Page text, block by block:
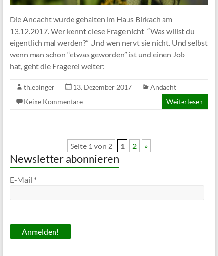
Die Andacht wurde gehalten im Haus Birkach am
13.12.2017. Wer kennt diese Frage nicht: “Was willst du
eigentlich mal werden?” Und wen nervt sie nicht. Und selbst
wenn man schon “etwas geworden” ist und einen Job
hat, geht die Fragerei weiter:
th.ebinger 13. Dezember 2017
Andacht
Keine Kommentare
Weiterlesen
Seite 1 von 2 1 2 »
Newsletter abonnieren
E-Mail *